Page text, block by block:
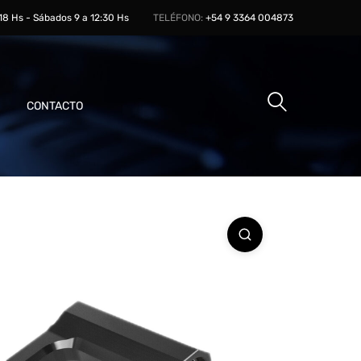
Hs - Sábados 9 a 12:30 Hs TELÉFONO: +54 9 3364 004873
CONTACTO